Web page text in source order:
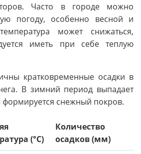
Часто в городе можно
погоду, особенно весной и
может снижаться,
иметь при себе теплую
кратковременные осадки в
В зимний период выпадает
формируется снежный покров.
(°C)
Количество
осадков (мм)